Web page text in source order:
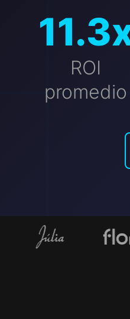
11.3
ROI
promedio